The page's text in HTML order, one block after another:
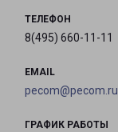
ТЕЛЕФОН
8(495) 660-11-11
EMAIL
pecom@pecom.ru
ГРАФИК РАБОТЫ